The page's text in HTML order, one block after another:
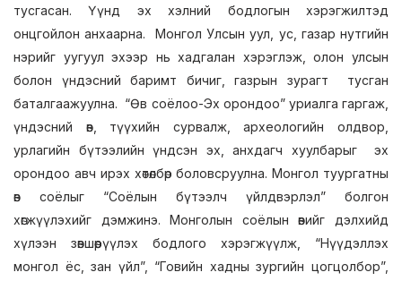
тусгасан. Үүнд эх хэлний бодлогын хэрэгжилтэд
онцгойлон анхаарна. Монгол Улсын уул, ус, газар нутгийн
нэрийг уугуул эхээр нь хадгалан хэрэглэж, олон улсын
болон үндэсний баримт бичиг, газрын зурагт тусган
баталгаажуулна. “Өв соёлоо-Эх орондоо” уриалга гаргаж,
үндэсний өв, түүхийн сурвалж, археологийн олдвор,
урлагийн бүтээлийн үндсэн эх, анхдагч хуулбарыг эх
орондоо авч ирэх хөтөлбөр боловсруулна. Монгол туургатны
өв соёлыг “Соёлын бүтээлч үйлдвэрлэл” болгон
хөгжүүлэхийг дэмжинэ. Монголын соёлын өвийг дэлхийд
хүлээн зөвшөөрүүлэх бодлого хэрэгжүүлж, “Нүүдэллэх
монгол ёс, зан үйл”, “Говийн хадны зургийн цогцолбор”,